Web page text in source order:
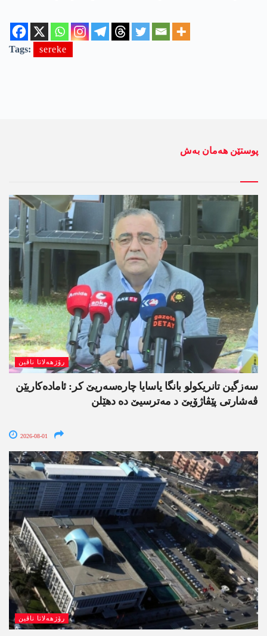
Tags: sereke
پوستێن ھەمان بەش
رۆژھەلاتا ناڤین
سەزگین تانریکولو بانگا یاسایا چارەسەریێ کر: ئامادەکاریێن
ڤەشارتی پێڤاژۆیێ د مەترسیێ دە دھێلن
2026-08-01
رۆژھەلاتا ناڤین